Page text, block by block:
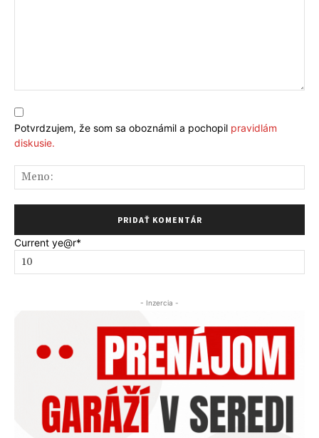
Potvrdzujem, že som sa oboznámil a pochopil pravidlám
diskusie.
Current ye@r*
- Inzercia -